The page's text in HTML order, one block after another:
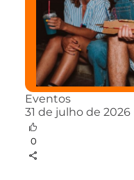
Eventos
31 de julho de 2026
0